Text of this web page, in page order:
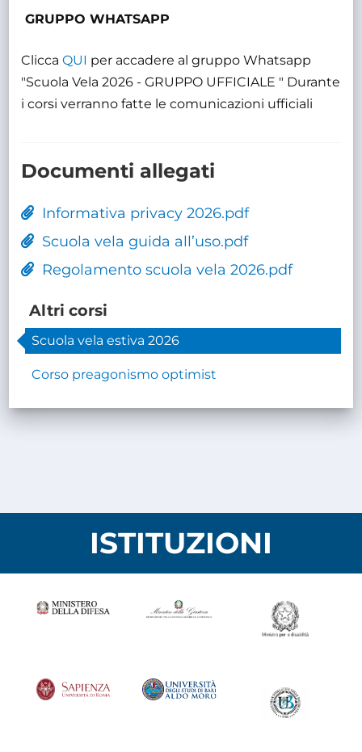
GRUPPO WHATSAPP
CliccaQUI per accadere al gruppo Whatsapp
"Scuola Vela 2026 - GRUPPO UFFICIALE " Durante
i corsi verranno fatte le comunicazioni ufficiali
Documenti allegati
Informativa privacy 2026.pdf
Scuola vela guida all’uso.pdf
Regolamento scuola vela 2026.pdf
Altri corsi
Scuola vela estiva 2026
Corso preagonismo optimist
ISTITUZIONI